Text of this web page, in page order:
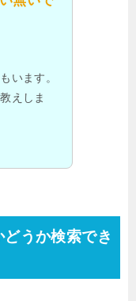
います。
えしま
うか検索でき